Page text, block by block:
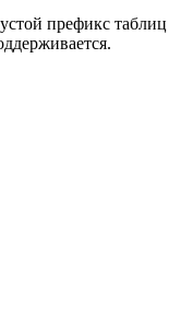
префикс таблиц